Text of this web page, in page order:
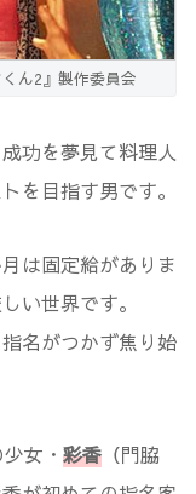
ん2』製作委員会
功を夢見て料理人
を目指す男です。
は固定給がありま
い世界です。
名がつかず焦り始
女・ 彩香 （門脇